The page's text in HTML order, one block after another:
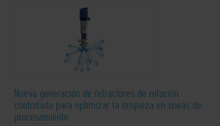
Nueva generación de retractores de rotación
controlada para optimizar la limpieza en líneas de
procesamiento